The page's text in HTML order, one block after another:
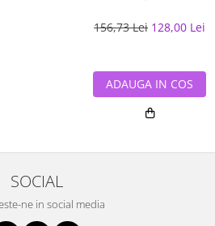
156,73 Lei 128,00 Lei
ADAUGA IN COS
SOCIAL
ne in social media